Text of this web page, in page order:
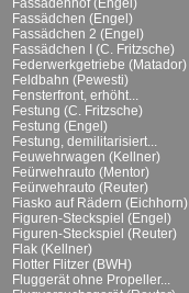
Fassadenhof (Engel)
Fassädchen (Engel)
Fassädchen 2 (Engel)
Fassädchen I (C. Fritzsche)
Federwerkgetriebe (Matador)
Feldbahn (Pewesti)
Fensterfront, erhöht...
Festung (C. Fritzsche)
Festung (Engel)
Festung, demilitarisiert...
Feuwehrwagen (Kellner)
Feürwehrauto (Mentor)
Feürwehrauto (Reuter)
Fiasko auf Rädern (Eichhorn)
Figuren-Steckspiel (Engel)
Figuren-Steckspiel (Reuter)
Flak (Kellner)
Flotter Flitzer (BWH)
Fluggerät ohne Propeller...